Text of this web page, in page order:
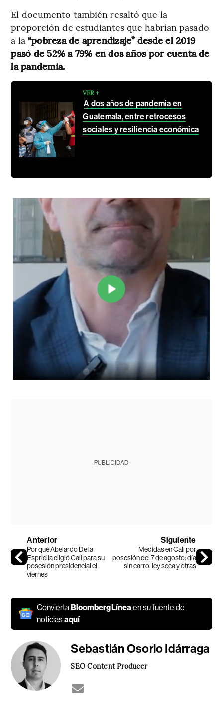
El documento también resaltó que la
proporción de estudiantes que habrían pasado
a la “pobreza de aprendizaje” desde el 2019
pasó de 52% a 79% en dos años por cuenta de
la pandemia.
VER +
A dos años de pandemia en
Guatemala, entre retrocesos
sociales y resiliencia económica
PUBLICIDAD
Anterior
Por qué Abelardo De la
Espriella eligió Cali para su
posesión presidencial el
viernes
Siguiente
Medidas en Cali por
posesión del 7 de agosto: día
sin carro, ley seca y otras
ConviertaBloomberg Línea en su fuente de
noticiasaquí
Sebastián Osorio Idárraga
SEO Content Producer